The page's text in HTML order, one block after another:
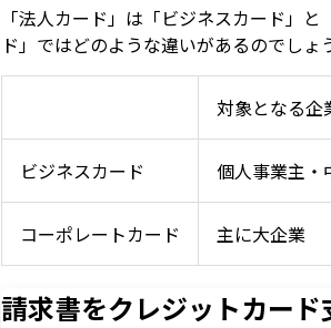
「法人カード」は「ビジネスカード」
ド」ではどのような違いがあるのでしょ
対象となる企
ビジネスカード 個人事業主・
コーポレートカード 主に大企業
請求書をクレジットカード